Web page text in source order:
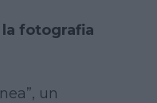
fotografia
un